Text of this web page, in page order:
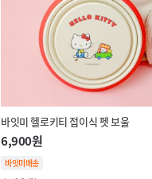
바잇미 헬로키티 접이식 펫 보울
6,900원
바잇미배송